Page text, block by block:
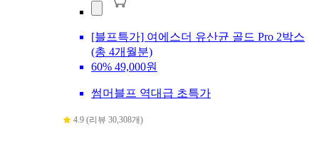
[블프특가] 여에스더 유산균 골드 Pro 2박스
(총 4개월분)
60% 49,000원
썸머블프 역대급 초특가
4.9 (리뷰 30,308개)